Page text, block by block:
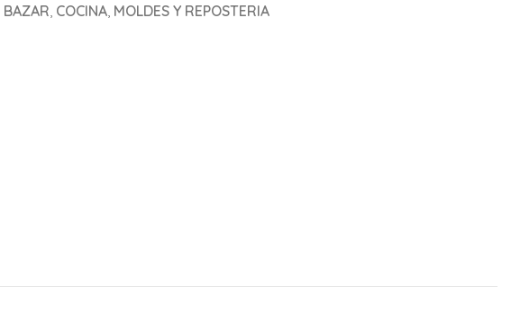
BAZAR COCINA MOLDES Y REPOSTERIA